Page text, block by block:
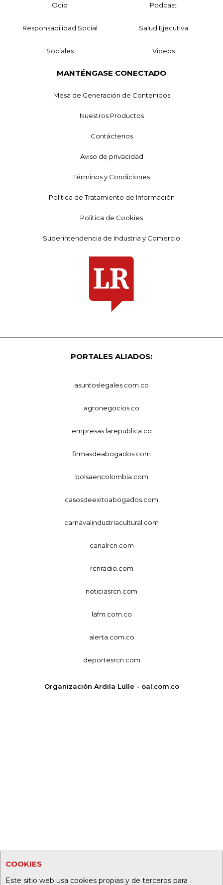
COOKIES
Este sitio web usa cookies propias y de terceros para
Ocio Podcast
Responsabilidad Social Salud Ejecutiva
Sociales Videos
MANTÉNGASE CONECTADO
Mesa de Generación de Contenidos
Nuestros Productos
Contáctenos
Aviso de privacidad
Términos y Condiciones
Política de Tratamiento de Información
Política de Cookies
Superintendencia de Industria y Comercio
PORTALES ALIADOS:
asuntoslegales.com.co
agronegocios.co
empresas.larepublica.co
firmasdeabogados.com
bolsaencolombia.com
casosdeexitoabogados.com
carnavalindustriacultural.com
canalrcn.com
rcnradio.com
noticiasrcn.com
lafm.com.co
alerta.com.co
deportesrcn.com
Organización Ardila Lülle - oal.com.co